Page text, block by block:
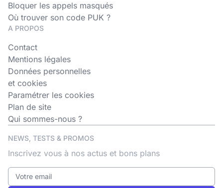
Bloquer les appels masqués
Où trouver son code PUK ?
A PROPOS
Contact
Mentions légales
Données personnelles
et cookies
Paramétrer les cookies
Plan de site
Qui sommes-nous ?
NEWS, TESTS & PROMOS
Inscrivez vous à nos actus et bons plans